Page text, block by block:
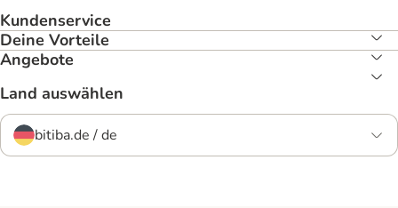
Kundenservice
Deine Vorteile
Angebote
Land auswählen
bitiba.de / de